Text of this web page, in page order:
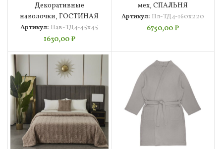
Декоративные
наволочки,ГОСТИНАЯ
Артикул: Нав-ТД4-45х45
1630,00₽
мех, СПАЛЬНЯ
Артикул: Пл-ТД4-160х220
6750,00₽